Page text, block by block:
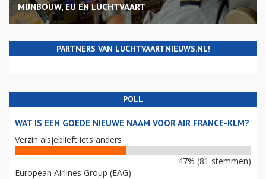
MIJNBOUW, EU EN LUCHTVAART
PARTNERS VAN LUCHTVAARTNIEUWS.NL!
POLL
WAT IS EEN GOEDE NIEUWE NAAM VOOR AIR FRANCE-KLM?
Verzin alsjeblieft iets anders
47% (81 stemmen)
European Airlines Group (EAG)